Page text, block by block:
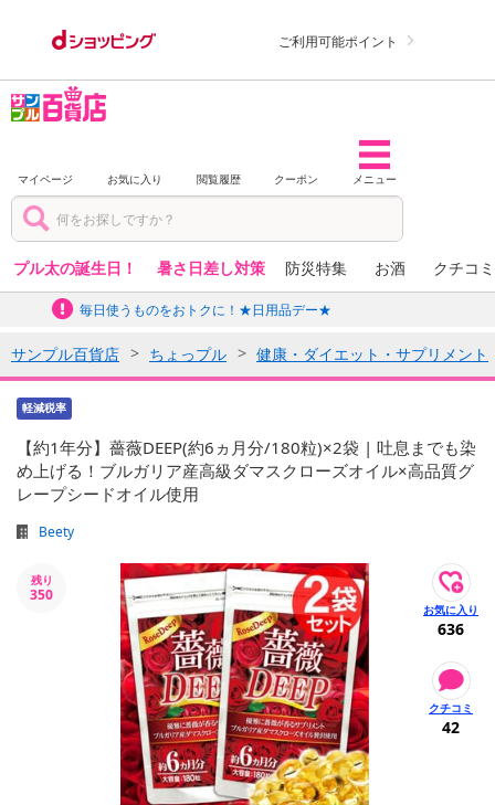
ご利用可能ポイント
マイページ お気に入り 閲覧履歴 クーポン メニュー
プル太の誕生日！ 暑さ日差し対策 防災特集 お酒 クチコ
毎日使うものをおトクに！★日用品デー★
サンプル百貨店 ちょっプル 健康・ダイエット・サプリメント
軽減税率
【約1年分】薔薇DEEP(約6ヵ月分/180粒)×2袋 | 吐息までも染
め上げる！ブルガリア産高級ダマスクローズオイル×高品質グ
レープシードオイル使用
Beety
残り
350
636
42